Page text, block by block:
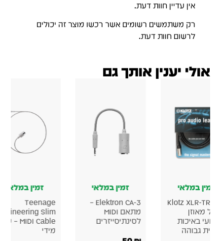
אין עדיין חוות דעת.
רק משתמשים רשומים אשר רכשו מוצר זה יכולים
לרשום חוות דעת.
אולי יענין אותך גם
Klotz
זמין במלאי
Elektron CA-3 –
מתאם MIDI
לסינתיסייזרים
זמין במלאי
Teenage
Engineering Slim
MIDI Cable – כבל